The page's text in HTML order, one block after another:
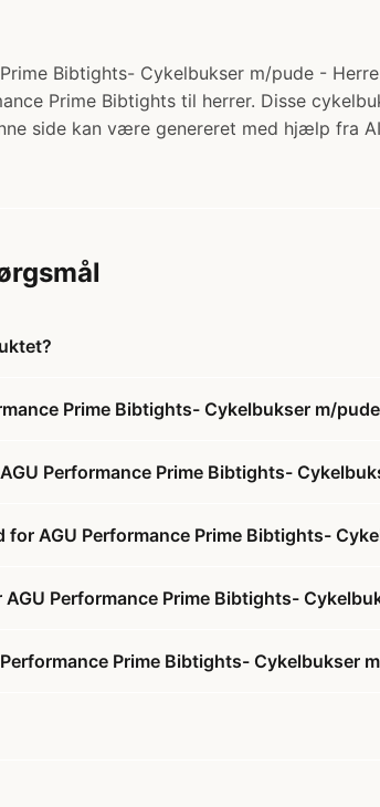
Bibtights- Cykelbukser m/pude -
Prime Bibtights til herrer. Disse
side kan være genereret med hjælp fra
Prime Bibtights- Cykelbukser m/
Performance Prime Bibtights-
for AGU Performance Prime Bibtights-
Performance Prime Bibtights-
Prime Bibtights- Cykelbukser